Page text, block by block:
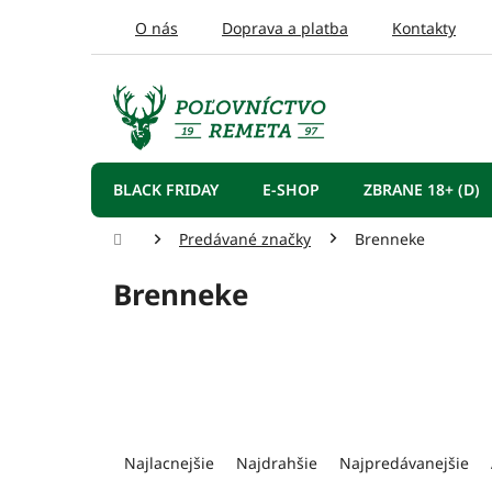
O nás Doprava a platba Kontakty
BLACK FRIDAY E-SHOP ZBRANE 18+ (D)
DomovPredávané značky Brenneke
Brenneke
Najlacnejšie Najdrahšie Najpredávanejšie